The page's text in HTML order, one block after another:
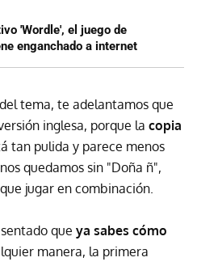
'Wordle', el juego de
enganchado a internet
tema, te adelantamos que
inglesa, porque la copia
tan pulida y parece menos
quedamos sin "Doña ñ",
jugar en combinación.
que ya sabes cómo
manera, la primera